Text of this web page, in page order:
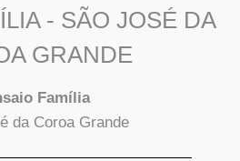
- SÃO JOSÉ DA
GRANDE
Família
da Coroa Grande